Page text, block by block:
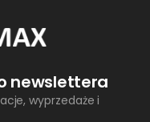
newslettera
wyprzedaże i